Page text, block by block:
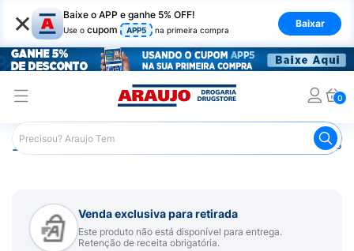
× Baixe o APP e ganhe 5% OFF!
Use o cupom APP5 na primeira compra
Baixar
0
Araujo Medicamentos Remédio para Sistema Nervoso
Venda exclusiva para retirada
Este produto não está disponível para entrega.
Retenção de receita obrigatória.